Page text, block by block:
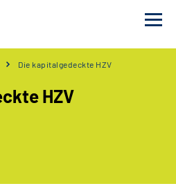
Die kapitalgedeckte HZV
HZV